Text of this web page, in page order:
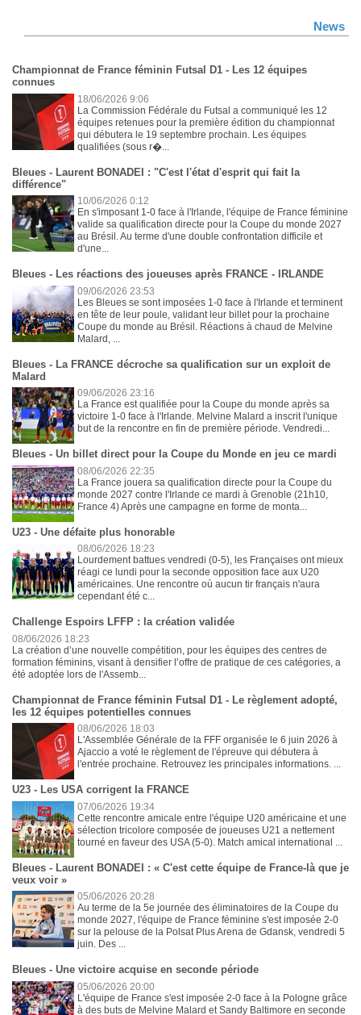
News
Championnat de France féminin Futsal D1 - Les 12 équipes
connues
18/06/2026 9:06
La Commission Fédérale du Futsal a communiqué les 12
équipes retenues pour la première édition du championnat
qui débutera le 19 septembre prochain. Les équipes
qualifiées (sous r�...
Bleues - Laurent BONADEI : "C'est l'état d'esprit qui fait la
différence"
10/06/2026 0:12
En s'imposant 1-0 face à l'Irlande, l'équipe de France féminine
valide sa qualification directe pour la Coupe du monde 2027
au Brésil. Au terme d'une double confrontation difficile et
d'une...
Bleues - Les réactions des joueuses après FRANCE - IRLANDE
09/06/2026 23:53
Les Bleues se sont imposées 1-0 face à l'Irlande et terminent
en tête de leur poule, validant leur billet pour la prochaine
Coupe du monde au Brésil. Réactions à chaud de Melvine
Malard, ...
Bleues - La FRANCE décroche sa qualification sur un exploit de
Malard
09/06/2026 23:16
La France est qualifiée pour la Coupe du monde après sa
victoire 1-0 face à l'Irlande. Melvine Malard a inscrit l'unique
but de la rencontre en fin de première période. Vendredi...
Bleues - Un billet direct pour la Coupe du Monde en jeu ce mardi
08/06/2026 22:35
La France jouera sa qualification directe pour la Coupe du
monde 2027 contre l'Irlande ce mardi à Grenoble (21h10,
France 4) Après une campagne en forme de monta...
U23 - Une défaite plus honorable
08/06/2026 18:23
Lourdement battues vendredi (0-5), les Françaises ont mieux
réagi ce lundi pour la seconde opposition face aux U20
américaines. Une rencontre où aucun tir français n'aura
cependant été c...
Challenge Espoirs LFFP : la création validée
08/06/2026 18:23
La création d’une nouvelle compétition, pour les équipes des centres de
formation féminins, visant à densifier l’offre de pratique de ces catégories, a
été adoptée lors de l'Assemb...
Championnat de France féminin Futsal D1 - Le règlement adopté,
les 12 équipes potentielles connues
08/06/2026 18:03
L'Assemblée Générale de la FFF organisée le 6 juin 2026 à
Ajaccio a voté le règlement de l'épreuve qui débutera à
l'entrée prochaine. Retrouvez les principales informations. ...
U23 - Les USA corrigent la FRANCE
07/06/2026 19:34
Cette rencontre amicale entre l'équipe U20 américaine et une
sélection tricolore composée de joueuses U21 a nettement
tourné en faveur des USA (5-0). Match amical international ...
Bleues - Laurent BONADEI : « C'est cette équipe de France-là que je
veux voir »
05/06/2026 20:28
Au terme de la 5e journée des éliminatoires de la Coupe du
monde 2027, l'équipe de France féminine s'est imposée 2-0
sur la pelouse de la Polsat Plus Arena de Gdansk, vendredi 5
juin. Des ...
Bleues - Une victoire acquise en seconde période
05/06/2026 20:00
L'équipe de France s'est imposée 2-0 face à la Pologne grâce
à des buts de Melvine Malard et Sandy Baltimore en seconde